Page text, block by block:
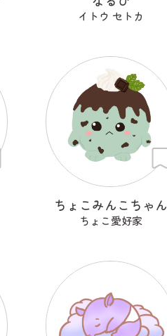
イトウ セトカ
ちょこみんこちゃん
ちょこ愛好家